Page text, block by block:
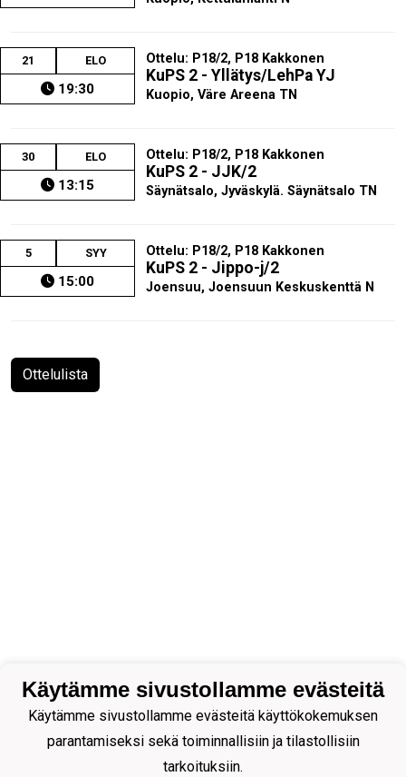
21 ELO
19:30
Ottelu: P18/2, P18 Kakkonen
KuPS 2 - Yllätys/LehPa YJ
Kuopio, Väre Areena TN
30 ELO
13:15
Ottelu: P18/2, P18 Kakkonen
KuPS 2 - JJK/2
Säynätsalo, Jyväskylä. Säynätsalo TN
5 SYY
15:00
Ottelu: P18/2, P18 Kakkonen
KuPS 2 - Jippo-j/2
Joensuu, Joensuun Keskuskenttä N
Ottelulista
Käytämme sivustollamme evästeitä
Käytämme sivustollamme evästeitä käyttökokemuksen
parantamiseksi sekä toiminnallisiin ja tilastollisiin
tarkoituksiin.